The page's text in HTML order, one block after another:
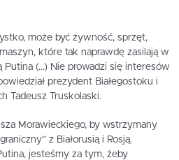
może być żywność, sprzęt,
które tak naprawdę zasilają w
(…) Nie prowadzi się interesów
prezydent Białegostoku i
Tadeusz Truskolaski.
Morawieckiego, by wstrzymany
z Białorusią i Rosją.
jesteśmy za tym, żeby